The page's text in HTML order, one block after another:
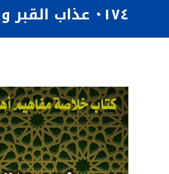
٠١٧٤ عذاب القبر ونعيمه